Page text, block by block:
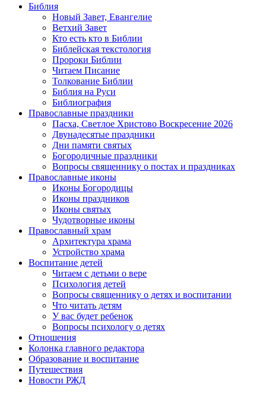
Библия
Новый Завет, Евангелие
Ветхий Завет
Кто есть кто в Библии
Библейская текстология
Пророки Библии
Читаем Писание
Толкование Библии
Библия на Руси
Библиография
Православные праздники
Пасха, Светлое Христово Воскресение 2026
Двунадесятые праздники
Дни памяти святых
Богородичные праздники
Вопросы священнику о постах и праздниках
Православные иконы
Иконы Богородицы
Иконы праздников
Иконы святых
Чудотворные иконы
Православный храм
Архитектура храма
Устройство храма
Воспитание детей
Читаем с детьми о вере
Психология детей
Вопросы священнику о детях и воспитании
Что читать детям
У вас будет ребенок
Вопросы психологу о детях
Отношения
Колонка главного редактора
Образование и воспитание
Путешествия
Новости РЖД